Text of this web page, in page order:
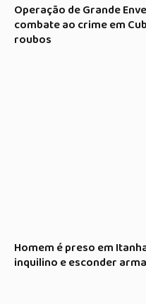
Operação de Grande
combate ao crime em
roubos
Homem é preso em
inquilino e esconder